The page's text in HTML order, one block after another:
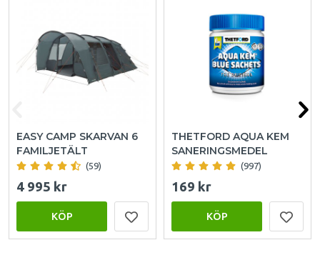
EASY CAMP SKARVAN 6
FAMILJETÄLT
(59)
4 995 kr
KÖP
THETFORD AQUA KEM
SANERINGSMEDEL
(997)
169 kr
KÖP